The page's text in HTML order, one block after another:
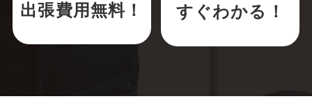
出張費用無料！ すぐわかる！